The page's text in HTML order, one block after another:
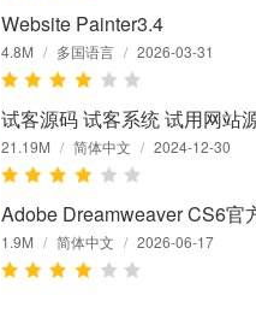
Website Painter3.4
4.8M / 多国语言 / 2026-03-31
21.19M / 简体中文 / 2024-12-30
Adobe Dreamweaver CS6官
1.9M / 简体中文 / 2026-06-17